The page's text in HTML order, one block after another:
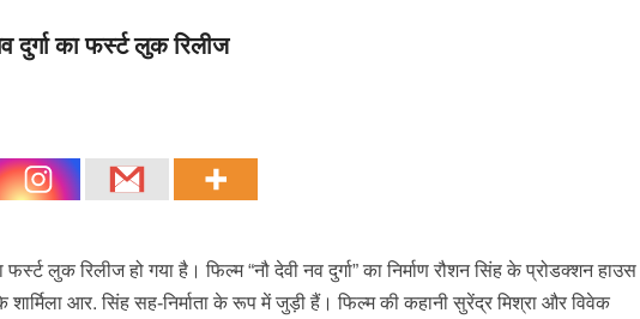
का फर्स्ट लुक रिलीज
लुक रिलीज हो गया है। फिल्म “नौ देवी नव दुर्गा” का निर्माण रौशन सिंह के प्रोडक्शन हाउस
आर. सिंह सह-निर्माता के रूप में जुड़ी हैं। फिल्म की कहानी सुरेंद्र मिश्रा और विवेक